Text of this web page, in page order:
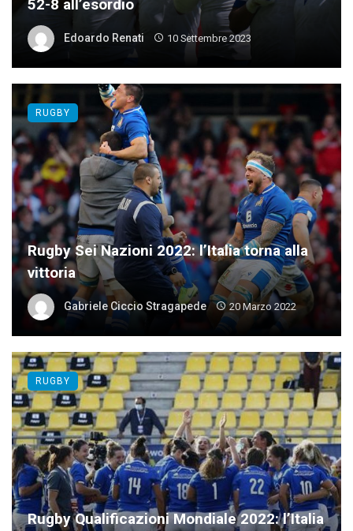
52-8 all’esordio
Edoardo Renati 10 Settembre 2023
Rugby Sei Nazioni 2022: l’Italia torna alla
vittoria
Gabriele Ciccio Stragapede 20 Marzo 2022
RUGBY
Rugby Qualificazioni Mondiale 2022: l’Italia
RUGBY